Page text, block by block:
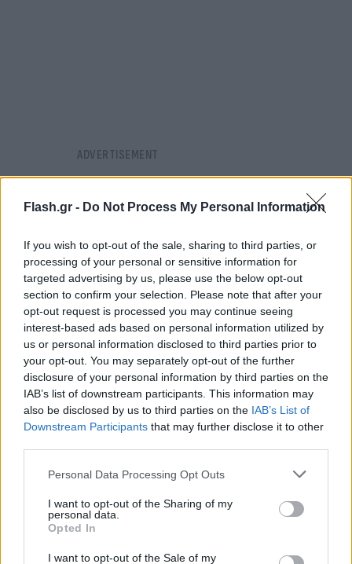
Flash.gr - Do Not Process My Personal Information
If you wish to opt-out of the sale, sharing to third parties, or
processing of your personal or sensitive information for
targeted advertising by us, please use the below opt-out
section to confirm your selection. Please note that after your
opt-out request is processed you may continue seeing
interest-based ads based on personal information utilized by
us or personal information disclosed to third parties prior to
your opt-out. You may separately opt-out of the further
disclosure of your personal information by third parties on the
IAB’s list of downstream participants. This information may
also be disclosed by us to third parties on the IAB’s List of
Downstream Participants that may further disclose it to other
Please note that this website/app uses one or more Google
not limited to your visit or usage behaviour. You may click to
grant or deny consent to Google and its third-party tags to
use your data for below specified purposes in below Google
consent section.
Personal Data Processing Opt Outs
I want to opt-out of the Sharing of my
personal data.
Opted In
I want to opt-out of the Sale of my
FLASH FOCUS